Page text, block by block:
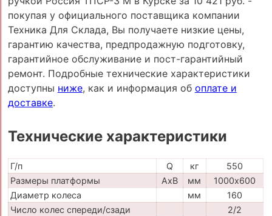
покупая у официального поставщика компании
Техника Для Склада, Вы получаете низкие цены,
гарантию качества, предпродажную подготовку,
гарантийное обслуживание и пост-гарантийный
ремонт. Подробные технические характеристики
доступны ниже, как и информация об оплате и
доставке.
Технические характеристики
Г/п Q кг
550
Размеры платформы
AxB мм
1000х600
Диаметр колеса
мм
160
Число колес спереди/сзади
2/2